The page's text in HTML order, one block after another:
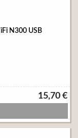
N300 USB
15,70 €